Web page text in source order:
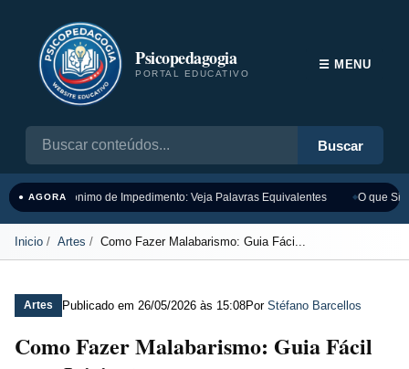
Psicopedagogia
PORTAL EDUCATIVO
Buscar
☰ MENU
● AGORASinônimo de Impedimento: Veja Palavras Equivalentes O que
Inicio Artes Como Fazer Malabarismo: Guia Fáci...
Artes Publicado em 26/05/2026 às 15:08Por Stéfano Barcellos
Como Fazer Malabarismo: Guia Fácil